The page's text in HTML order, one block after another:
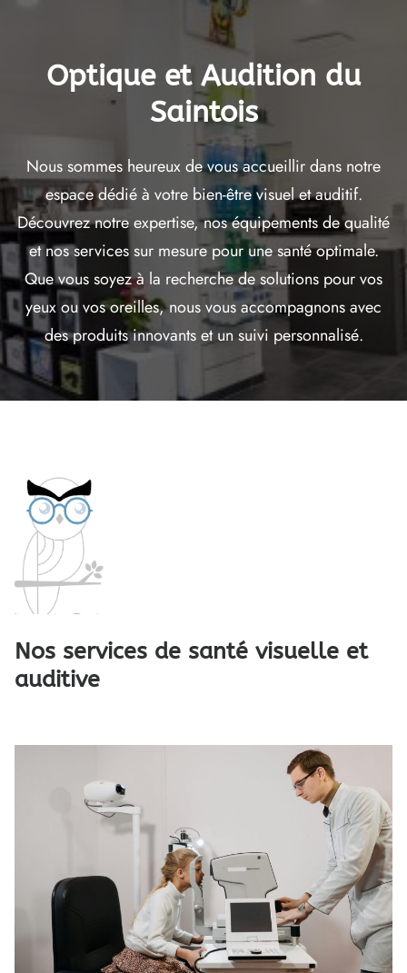
Optique et Audition du
Saintois
Nous sommes heureux de vous accueillir dans notre
espace dédié à votre bien-être visuel et auditif.
Découvrez notre expertise, nos équipements de qualité
et nos services sur mesure pour une santé optimale.
Que vous soyez à la recherche de solutions pour vos
yeux ou vos oreilles, nous vous accompagnons avec
des produits innovants et un suivi personnalisé.
Nos services de santé visuelle et
auditive